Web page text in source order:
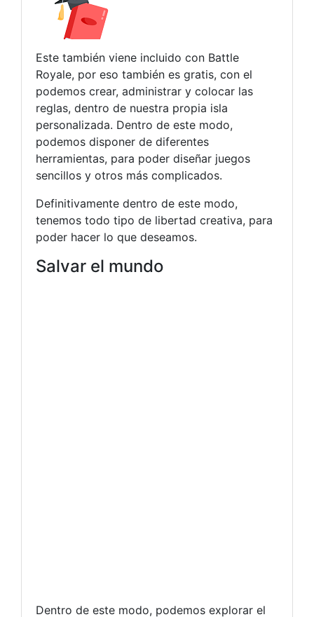
Este también viene incluido con Battle
Royale, por eso también es gratis, con el
podemos crear, administrar y colocar las
reglas, dentro de nuestra propia isla
personalizada. Dentro de este modo,
podemos disponer de diferentes
herramientas, para poder diseñar juegos
sencillos y otros más complicados.
Definitivamente dentro de este modo,
tenemos todo tipo de libertad creativa, para
poder hacer lo que deseamos.
Salvar el mundo
Dentro de este modo, podemos explorar el